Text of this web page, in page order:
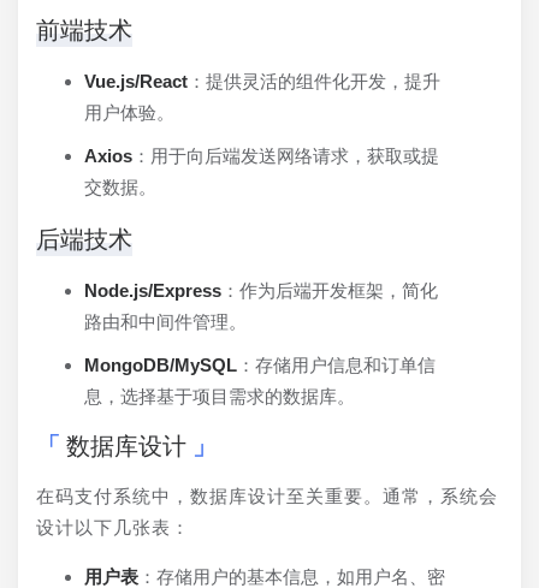
前端技术
Vue.js/React ：提供灵活的组件化开发，提升
用户体验。
Axios ：用于向后端发送网络请求，获取或提
交数据。
后端技术
Node.js/Express ：作为后端开发框架，简化
路由和中间件管理。
MongoDB/MySQL ：存储用户信息和订单信
息，选择基于项目需求的数据库。
数据库设计
在码支付系统中，数据库设计至关重要。通常，系统会
设计以下几张表：
用户表 ：存储用户的基本信息，如用户名、密